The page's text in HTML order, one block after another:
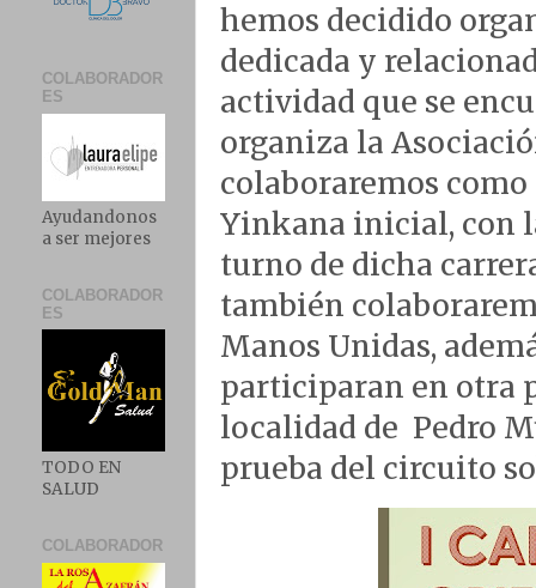
hemos decidido
dedicada y
actividad que se
organiza la
colaboraremos
Yinkana inicial, con
turno de dicha
también
Manos Unidas,
participaran en otra
localidad de Pedro
prueba del circuito
COLABORADOR
ES
Ayudandonos
a ser mejores
COLABORADOR
ES
TODO EN
SALUD
COLABORADOR